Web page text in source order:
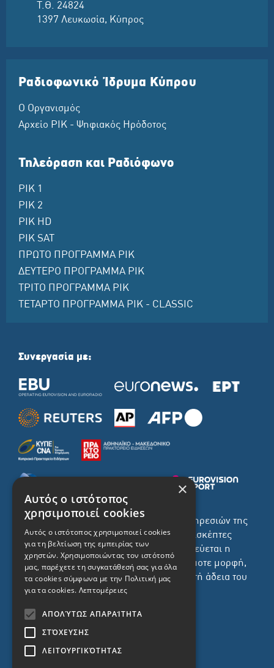
Τ.Θ. 24824
1397 Λευκωσία, Κύπρος
Ραδιοφωνικό Ίδρυμα Κύπρου
Ο Οργανισμός
Αρχείο ΡΙΚ - Ψηφιακός Ηρόδοτος
Τηλεόραση και Ραδιόφωνο
ΡΙΚ 1
ΡΙΚ 2
ΡΙΚ HD
ΡΙΚ SAT
ΠΡΩΤΟ ΠΡΟΓΡΑΜΜΑ ΡΙΚ
ΔΕΥΤΕΡΟ ΠΡΟΓΡΑΜΜΑ ΡΙΚ
ΤΡΙΤΟ ΠΡΟΓΡΑΜΜΑ ΡΙΚ
ΤΕΤΑΡΤΟ ΠΡΟΓΡΑΜΜΑ ΡΙΚ - CLASSIC
Συνεργασία με:
Το σύνολο του περιεχομένου και των υπηρεσιών της
ιστοσελίδας του ΡΙΚ διατίθεται στους επισκέπτες
αυστηρά για προσωπική χρήση. Απαγορεύεται η
χρήση ή επανεκπομπή του, σε οποιοδήποτε μορφή,
με ή χωρίς επεξεργασία και χωρίς γραπτή άδεια του
ΡΙΚ.
×
Αυτός ο ιστότοπος
χρησιμοποιεί cookies
Αυτός ο ιστότοπος χρησιμοποιεί cookies
για τη βελτίωση της εμπειρίας των
χρηστών. Χρησιμοποιώντας τον ιστότοπό
μας, παρέχετε τη συγκατάθεσή σας για όλα
τα cookies σύμφωνα με την Πολιτική μας
για τα cookies. Λεπτομέρειες
ΑΠΟΛΎΤΩΣ ΑΠΑΡΑΊΤΗΤΑ
ΣΤΌΧΕΥΣΗΣ
ΛΕΙΤΟΥΡΓΙΚΌΤΗΤΑΣ